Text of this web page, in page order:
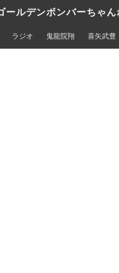
ールデンボンバーちゃん
ラジオ 鬼龍院翔 喜矢武豊